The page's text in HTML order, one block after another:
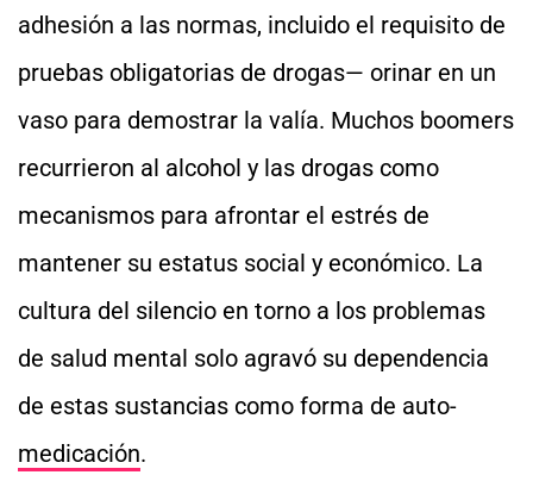
adhesión a las normas, incluido el requisito de
pruebas obligatorias de drogas— orinar en un
vaso para demostrar la valía. Muchos boomers
recurrieron al alcohol y las drogas como
mecanismos para afrontar el estrés de
mantener su estatus social y económico. La
cultura del silencio en torno a los problemas
de salud mental solo agravó su dependencia
de estas sustancias como forma de auto-
medicación.